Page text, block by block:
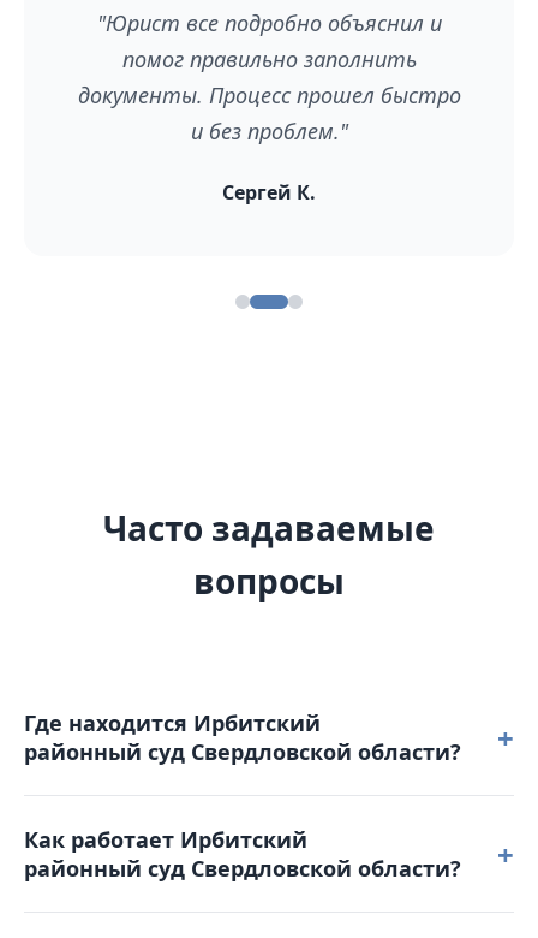
"Юрист все подробно объяснил и
помог правильно заполнить
документы. Процесс прошел быстро
и без проблем."
Сергей К.
Часто задаваемые
вопросы
Где находится Ирбитский
районный суд Свердловской области?
+
расположен по адресу: 623856, Свердловская
область, г. Ирбит, ул. 50 лет Октября, д. 27.
Как работает Ирбитский
районный суд Свердловской области?
+